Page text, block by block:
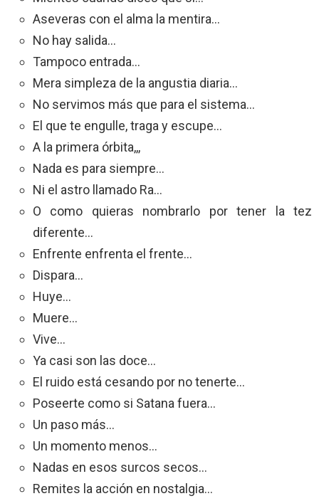
Aseveras con el alma la mentira…
No hay salida…
Tampoco entrada…
Mera simpleza de la angustia diaria…
No servimos más que para el sistema…
El que te engulle, traga y escupe…
A la primera órbita,,,
Nada es para siempre…
Ni el astro llamado Ra…
O como quieras nombrarlo por tener la tez
diferente…
Enfrente enfrenta el frente…
Dispara…
Huye…
Muere…
Vive…
Ya casi son las doce…
El ruido está cesando por no tenerte…
Poseerte como si Satana fuera…
Un paso más…
Un momento menos…
Nadas en esos surcos secos…
Remites la acción en nostalgia…